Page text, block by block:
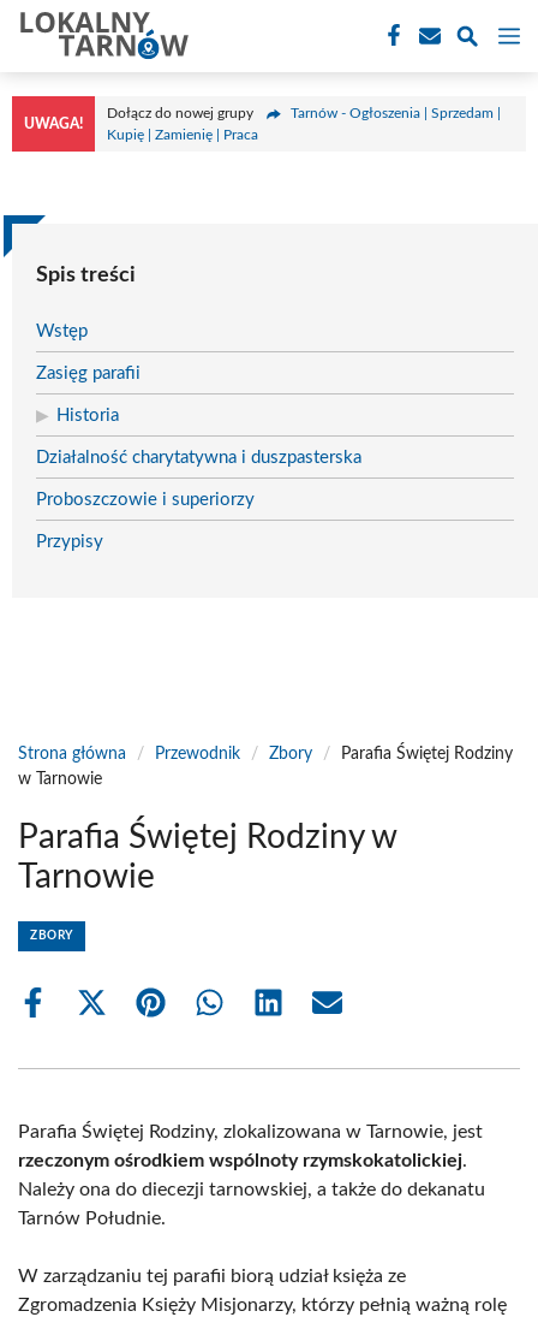
Przejdź
treści
UWAGA!
Dołącz do nowej grupy
Tarnów - Ogłoszenia | Sprzedam |
Kupię | Zamienię | Praca
Spis treści
Wstęp
Zasięg parafii
Historia
Działalność charytatywna i duszpasterska
Proboszczowie i superiorzy
Przypisy
Strona główna / Przewodnik / Zbory /
Parafia Świętej Rodziny
w Tarnowie
Parafia Świętej Rodziny w
Tarnowie
ZBORY
Share
Share
(Twitter)
Share Share Share Share
Parafia Świętej Rodziny, zlokalizowana w Tarnowie, jest
rzeczonym ośrodkiem wspólnoty rzymskokatolickiej.
Należy ona do diecezji tarnowskiej, a także do dekanatu
Tarnów Południe.
W zarządzaniu tej parafii biorą udział księża ze
Zgromadzenia Księży Misjonarzy, którzy pełnią ważną rolę